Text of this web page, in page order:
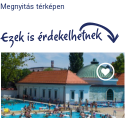
Megnyitás térképen